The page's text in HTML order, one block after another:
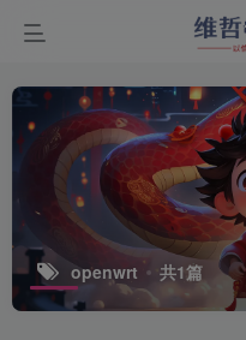
openwrt 共1篇